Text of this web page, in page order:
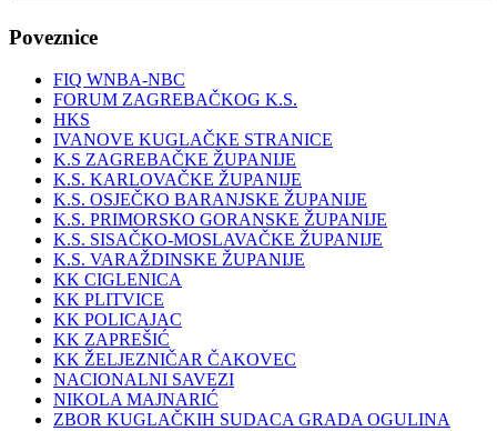
Poveznice
FIQ WNBA-NBC
FORUM ZAGREBAČKOG K.S.
HKS
IVANOVE KUGLAČKE STRANICE
K.S ZAGREBAČKE ŽUPANIJE
K.S. KARLOVAČKE ŽUPANIJE
K.S. OSJEČKO BARANJSKE ŽUPANIJE
K.S. PRIMORSKO GORANSKE ŽUPANIJE
K.S. SISAČKO-MOSLAVAČKE ŽUPANIJE
K.S. VARAŽDINSKE ŽUPANIJE
KK CIGLENICA
KK PLITVICE
KK POLICAJAC
KK ZAPREŠIĆ
KK ŽELJEZNIČAR ČAKOVEC
NACIONALNI SAVEZI
NIKOLA MAJNARIĆ
ZBOR KUGLAČKIH SUDACA GRADA OGULINA